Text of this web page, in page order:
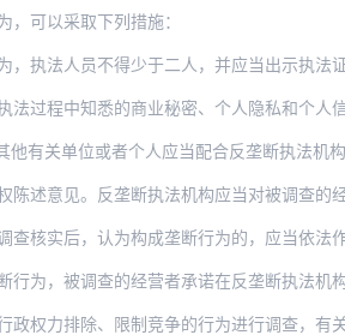
可以采取下列措施：
执法人员不得少于二人，并应当出示执法证
法过程中知悉的商业秘密、个人隐私和个人
他有关单位或者个人应当配合反垄断执法机
陈述意见。反垄断执法机构应当对被调查
查核实后，认为构成垄断行为的，应当依法
查的经营者承诺在反垄断执法机构认可的期限内采取
政权力排除、限制竞争的行为进行调查，有